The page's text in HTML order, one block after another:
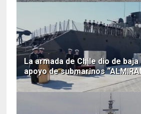
La armada de Chile dio de
apoyo de submarinos